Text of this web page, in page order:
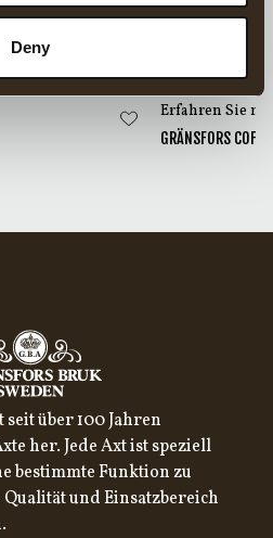
Deny
Erfahren Sie
GRÄNSFORS
über 100 Jahren
her. Jede Axt ist speziell
bestimmte Funktion zu
und Einsatzbereich